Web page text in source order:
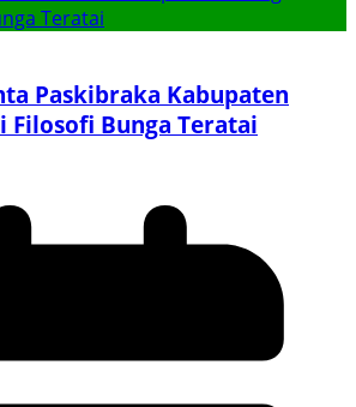
Paskibraka Kabupaten
Filosofi Bunga Teratai